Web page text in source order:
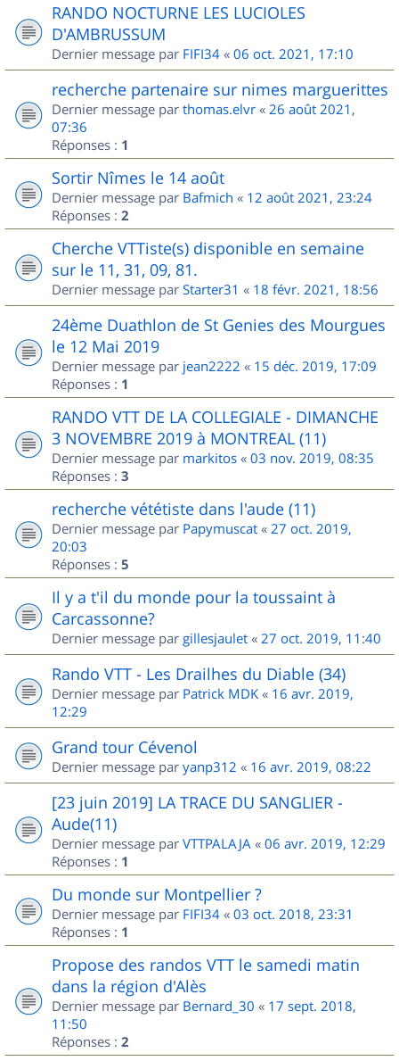
RANDO NOCTURNE LES LUCIOLES
D'AMBRUSSUM
Dernier message par FIFI34 « 06 oct. 2021, 17:10
recherche partenaire sur nimes marguerittes
Dernier message par thomas.elvr « 26 août 2021,
07:36
Réponses : 1
Sortir Nîmes le 14 août
Dernier message par Bafmich « 12 août 2021, 23:24
Réponses : 2
Cherche VTTiste(s) disponible en semaine
sur le 11, 31, 09, 81.
Dernier message par Starter31 « 18 févr. 2021, 18:56
24ème Duathlon de St Genies des Mourgues
le 12 Mai 2019
Dernier message par jean2222 « 15 déc. 2019, 17:09
Réponses : 1
RANDO VTT DE LA COLLEGIALE - DIMANCHE
3 NOVEMBRE 2019 à MONTREAL (11)
Dernier message par markitos « 03 nov. 2019, 08:35
Réponses : 3
recherche vététiste dans l'aude (11)
Dernier message par Papymuscat « 27 oct. 2019,
20:03
Réponses : 5
Il y a t'il du monde pour la toussaint à
Carcassonne?
Dernier message par gillesjaulet « 27 oct. 2019, 11:40
Rando VTT - Les Drailhes du Diable (34)
Dernier message par Patrick MDK « 16 avr. 2019,
12:29
Grand tour Cévenol
Dernier message par yanp312 « 16 avr. 2019, 08:22
[23 juin 2019] LA TRACE DU SANGLIER -
Aude(11)
Dernier message par VTTPALAJA « 06 avr. 2019, 12:29
Réponses : 1
Du monde sur Montpellier ?
Dernier message par FIFI34 « 03 oct. 2018, 23:31
Réponses : 1
Propose des randos VTT le samedi matin
dans la région d'Alès
Dernier message par Bernard_30 « 17 sept. 2018,
11:50
Réponses : 2